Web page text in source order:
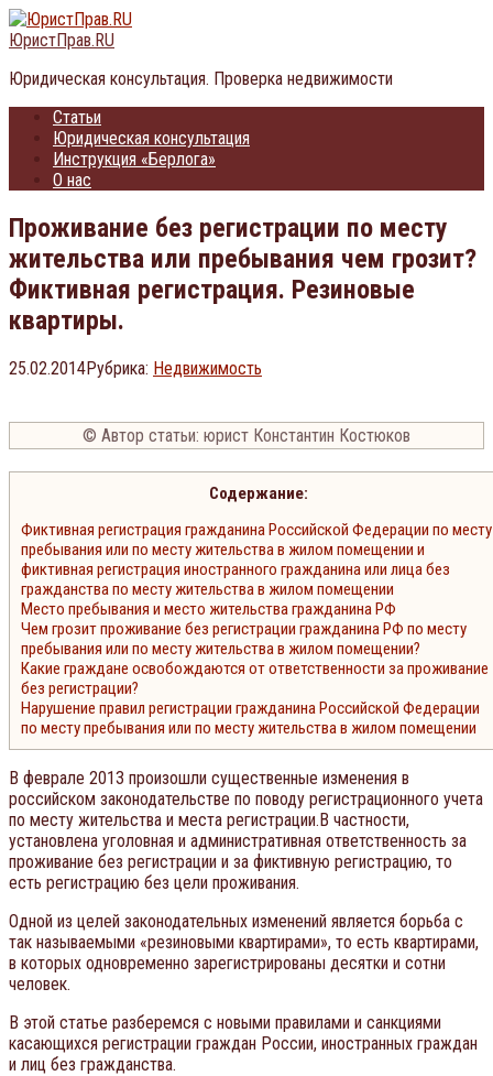
Перейти
к
ЮристПрав.RU
Юридическая консультация. Проверка недвижимости
Статьи
Юридическая консультация
Инструкция «Берлога»
О нас
Проживание без регистрации по месту
жительства или пребывания чем грозит?
Фиктивная регистрация. Резиновые
квартиры.
25.02.2014Рубрика: Недвижимость
© Автор статьи: юрист Константин Костюков
Содержание:
Фиктивная регистрация гражданина Российской Федерации по месту
пребывания или по месту жительства в жилом помещении и
фиктивная регистрация иностранного гражданина или лица без
гражданства по месту жительства в жилом помещении
Место пребывания и место жительства гражданина РФ
Чем грозит проживание без регистрации гражданина РФ по месту
пребывания или по месту жительства в жилом помещении?
Какие граждане освобождаются от ответственности за проживание
без регистрации?
Нарушение правил регистрации гражданина Российской Федерации
по месту пребывания или по месту жительства в жилом помещении
В феврале 2013 произошли существенные изменения в
российском законодательстве по поводу регистрационного учета
по месту жительства и места регистрации.В частности,
установлена уголовная и административная ответственность за
проживание без регистрации и за фиктивную регистрацию, то
есть регистрацию без цели проживания.
Одной из целей законодательных изменений является борьба с
так называемыми «резиновыми квартирами», то есть квартирами,
в которых одновременно зарегистрированы десятки и сотни
человек.
В этой статье разберемся с новыми правилами и санкциями
касающихся регистрации граждан России, иностранных граждан
и лиц без гражданства.